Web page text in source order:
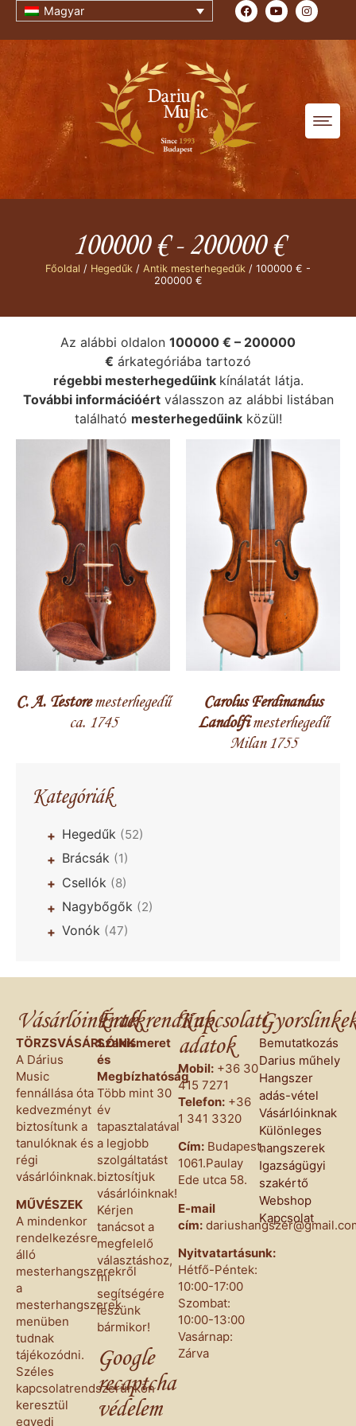
Magyar
100000 € - 200000 €
Főoldal / Hegedűk / Antik mesterhegedűk / 100000 € -
200000 €
Kategóriák
+ Hegedűk (52)
+ Brácsák (1)
+ Csellók (8)
+ Nagybőgők (2)
+ Vonók (47)
Az alábbi oldalon 100000 € – 200000
€ árkategóriába tartozó
régebbi mesterhegedűink kínálatát látja.
További információértválasszon az alábbi listában
található mesterhegedűinkközül!
C. A. Testoremesterhegedű
ca. 1745
Carolus Ferdinandus
Landolfimesterhegedű
Milan 1755
Vásárlóinknak
TÖRZSVÁSÁRLÓINK
A Dárius
Music
fennállása óta
kedvezményt
biztosítunk a
tanulóknak és
régi
vásárlóinknak.
MŰVÉSZEK
A mindenkor
rendelkezésre
álló
mesterhangszerekről
a
mesterhangszerek
menüben
tudnak
tájékozódni.
Széles
kapcsolatrendszerünkön
keresztül
egyedi
Értékrendünk
Szakismeret
és
Megbízhatóság
Több mint 30
év
tapasztalatával
a legjobb
szolgáltatást
biztosítjuk
vásárlóinknak!
Kérjen
tanácsot a
megfelelő
választáshoz,
mi
segítségére
leszünk
bármikor!
Google
recaptcha
védelem
Kapcsolati
adatok
Mobil: +36 30
415 7271
Telefon: +36
1 341 3320
Cím: Budapest,
1061.Paulay
Ede utca 58.
E-mail
cím:
Nyitvatartásunk:
Hétfő-Péntek:
10:00-17:00
Szombat:
10:00-13:00
Vasárnap:
Zárva
Bemutatkozás
Darius műhely
Hangszer
adás-vétel
Vásárlóinknak
Különleges
hangszerek
Igazságügyi
szakértő
Webshop
Kapcsolat